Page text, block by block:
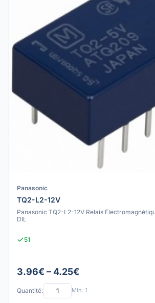
Panasonic
TQ2-L2-12V
Panasonic TQ2-L2-12V Relais
DIL
51
3.96€ – 4.25€
Quantité: Min: 1